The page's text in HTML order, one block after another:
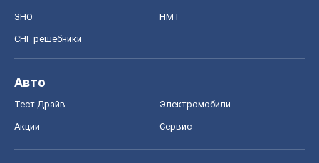
ЗНО НМТ
СНГ решебники
Авто
Тест Драйв Электромобили
Акции Сервис